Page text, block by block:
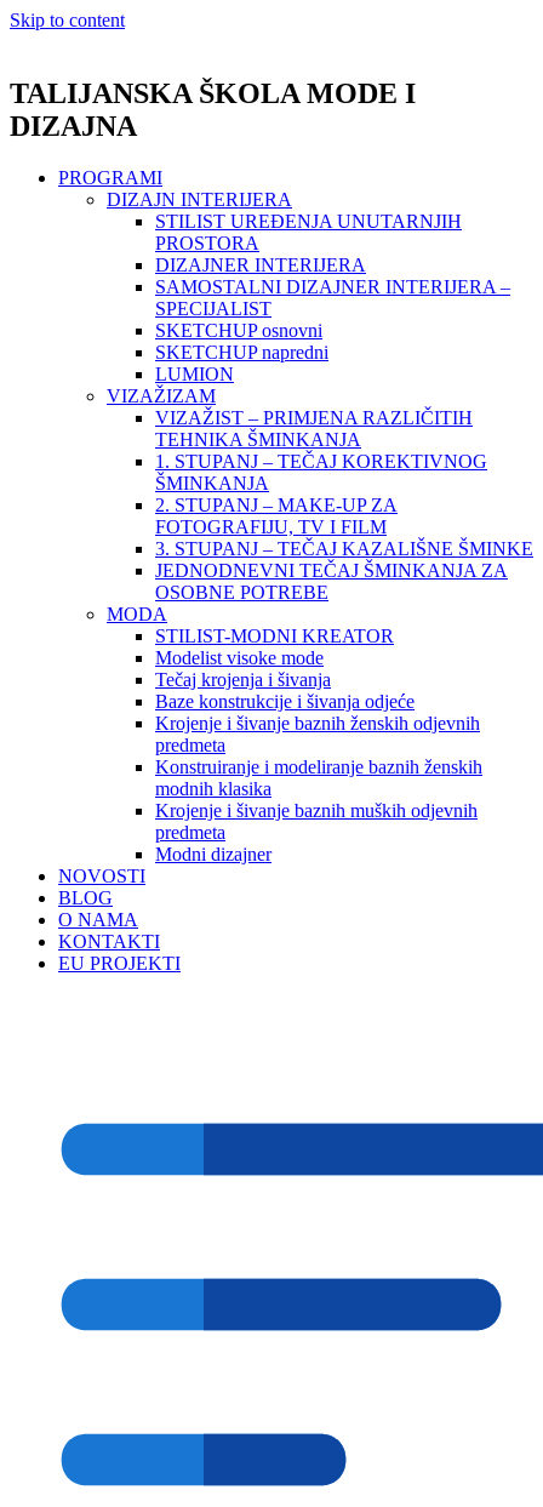
Skip to content
TALIJANSKA ŠKOLA MODE I
DIZAJNA
PROGRAMI
DIZAJN INTERIJERA
STILIST UREĐENJA UNUTARNJIH
PROSTORA
DIZAJNER INTERIJERA
SAMOSTALNI DIZAJNER INTERIJERA –
SPECIJALIST
SKETCHUP osnovni
SKETCHUP napredni
LUMION
VIZAŽIZAM
VIZAŽIST – PRIMJENA RAZLIČITIH
TEHNIKA ŠMINKANJA
1. STUPANJ – TEČAJ KOREKTIVNOG
ŠMINKANJA
2. STUPANJ – MAKE-UP ZA
FOTOGRAFIJU, TV I FILM
3. STUPANJ – TEČAJ KAZALIŠNE ŠMINKE
JEDNODNEVNI TEČAJ ŠMINKANJA ZA
OSOBNE POTREBE
MODA
STILIST-MODNI KREATOR
Modelist visoke mode
Tečaj krojenja i šivanja
Baze konstrukcije i šivanja odjeće
Krojenje i šivanje baznih ženskih odjevnih
predmeta
Konstruiranje i modeliranje baznih ženskih
modnih klasika
Krojenje i šivanje baznih muških odjevnih
predmeta
Modni dizajner
NOVOSTI
BLOG
O NAMA
KONTAKTI
EU PROJEKTI